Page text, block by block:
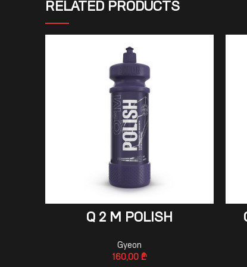
RELATED PRODUCTS
Q 2 M POLISH
Gyeon
160,00 ₾